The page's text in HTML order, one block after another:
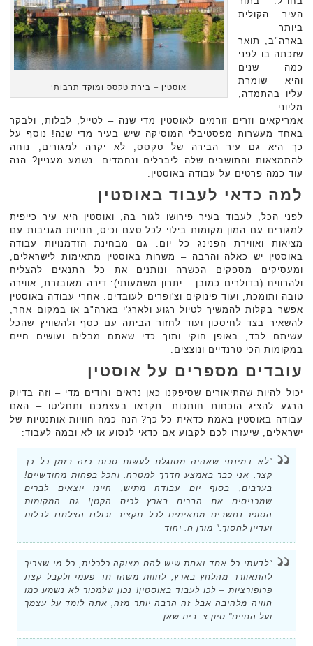
אוסטין – בירת טקסס ומוקד תרבותי
העיר הקולית
ביותר
בארה"ב, תואר
שזכתה בו לפני
כמה שנים
והיא שומרת
עליו בהתמדה,
מליוני
אמריקאים וזרים זורמים לאוסטין מדי שנה – לטייל, לבלות, ולבקר
באחד מעשרות מפסטיבלי המוסיקה שיש בעיר מדי שנה! נוסף על
כך היא גם עיר הבירה של טקסס, לא יקרה למגורים, נוחה
להתמצאות והתושבים שלה ליברלים ונחמדים. נשמע מעניין? הנה
עוד כמה פרטים על עבודה באוסטין.
למה כדאי לעבוד באוסטין
לפני הכל, לעבוד בעיר פירושו לגור בה, ואוסטין היא עיר כייפית
למגורים עם המון מקומות בילוי לכל טעם וכיס, חנויות מגניבות עם
מציאות ואווירת הפנינג כל יום. גם מבחינת הזדמנויות עבודה
באוסטין יש כאלה והרבה – משרות באוסטין מתאימות לישראלים,
ומעסיקים מספקים הכשרה ונותנים את כל התנאים להצליח
ולהרוויח (בדולרים כמובן – יתרון משמעותי): דירה מאובזרת, אווירה
טובה ותומכת, ועוד פינוקים וצ'ופרים לעובדים. אחרי עבודה באוסטין
אפשר בקלות להמשיך לטיול רגוע ולארג'י בארה"ב או במקום אחר,
להשאיר בצד לחיסכון ועוד לחזור הביתה עם כסף ולהשוויץ שהכל
עשיתם לבד, באופן חוקי ותוך כדי שאתם מבלים ועושים חיים
במקומות הכי טרנדיים ונוצצים.
עובדים מספרים על אוסטין
יכול להיות שהתיאורים שסיפקנו כאן נראים ורודים מדי – וזה בדיוק
הרגע להציג הוכחות חותכות. תקראו בעצמכם ותחליטו – האם
עבודה באוסטין באמת כדאית כל כך? הנה כמה חוויות אותנטיות של
ישראלים, שיעזרו לכם לקבוע אם כדאי לנסוע או לא ובמה לעבוד:
"לא דמינתי שאהיה מסוגלת לעשות סכום כזה בזמן כל כך
קצר. אני כבר באמצע הדרך למטרה. והכל בפחות מחודשיים!
בערבים, בסוף יום עבודה מתיש, היינו יוצאים לברים
שמכניסים את הברים בארץ לכיס הקטן! גם המקומות
הסופר-נחשבים מתאימים לכל תקציב וכולנו הצלחנו לבלות
ועדיין לחסוך." מורן ח. יהוד
"לדעתי כל אחד ואחת שיש להם מצוקה כלכלית, כל מי שצריך
להתאוורר מהלחץ בארץ, לחוות משהו חד פעמי ולקבל קצת
פרופורציות – לכו לעבוד באוסטין! נכון שלמכור לא נשמע כמו
חוויה מלהיבה אבל זה הרבה יותר מזה, אתה לומד על עצמך
ועל החיים" סיון צ. בית שאן